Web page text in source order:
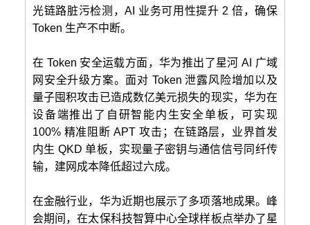
光链路脏污检测，AI 业务可用性提升 2 倍，确保
Token 生产不中断。
在 Token 安全运载方面，华为推出了星河 AI 广域
网安全升级方案。面对 Token 泄露风险增加以及
量子囤积攻击已造成数亿美元损失的现实，华为在
设备端推出了自研智能内生安全单板，可实现
100% 精准阻断 APT 攻击；在链路层，业界首发
内生 QKD 单板，实现量子密钥与通信信号同纤传
输，建网成本降低超过六成。
在金融行业，华为近期也展示了多项落地成果。峰
会期间，在太保科技智算中心全球样板点举办了星